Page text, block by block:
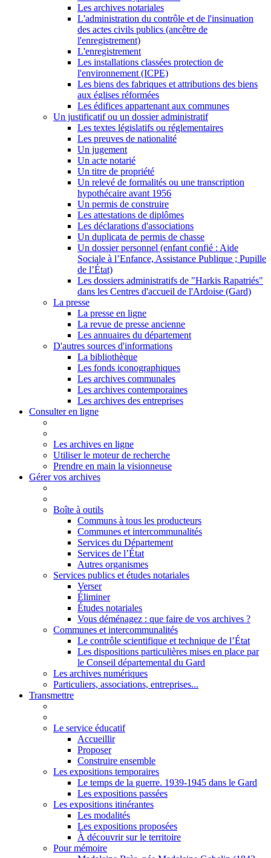
Les archives notariales
L'administration du contrôle et de l'insinuation
des actes civils publics (ancêtre de
l'enregistrement)
L'enregistrement
Les installations classées protection de
l'environnement (ICPE)
Les biens des fabriques et attributions des biens
aux églises réformées
Les édifices appartenant aux communes
Un justificatif ou un dossier administratif
Les textes législatifs ou réglementaires
Les preuves de nationalité
Un jugement
Un acte notarié
Un titre de propriété
Un relevé de formalités ou une transcription
hypothécaire avant 1956
Un permis de construire
Les attestations de diplômes
Les déclarations d'associations
Un duplicata de permis de chasse
Un dossier personnel (enfant confié : Aide
Sociale à l’Enfance, Assistance Publique ; Pupille
de l’État)
Les dossiers administratifs de "Harkis Rapatriés"
dans les Centres d'accueil de l'Ardoise (Gard)
La presse
La presse en ligne
La revue de presse ancienne
Les annuaires du département
D'autres sources d'informations
La bibliothèque
Les fonds iconographiques
Les archives communales
Les archives contemporaines
Les archives des entreprises
Consulter en ligne
Les archives en ligne
Utiliser le moteur de recherche
Prendre en main la visionneuse
Gérer vos archives
Boîte à outils
Communs à tous les producteurs
Communes et intercommunalités
Services du Département
Services de l’État
Autres organismes
Services publics et études notariales
Verser
Éliminer
Études notariales
Vous déménagez : que faire de vos archives ?
Communes et intercommunalités
Le contrôle scientifique et technique de l’État
Les dispositions particulières mises en place par
le Conseil départemental du Gard
Les archives numériques
Particuliers, associations, entreprises...
Transmettre
Le service éducatif
Accueillir
Proposer
Construire ensemble
Les expositions temporaires
Le temps de la guerre. 1939-1945 dans le Gard
Les expositions passées
Les expositions itinérantes
Les modalités
Les expositions proposées
À découvrir sur le territoire
Pour mémoire